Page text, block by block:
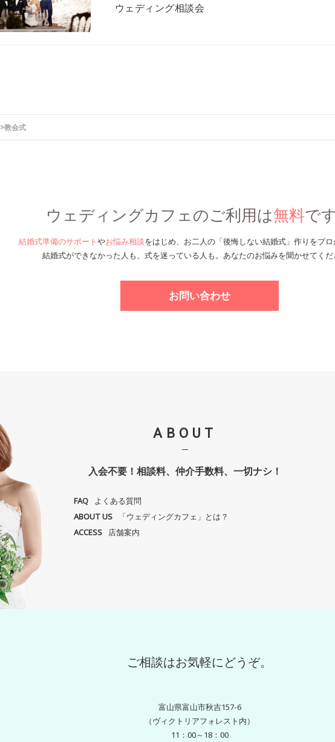
ウェディング相談会
>教会式
ウェディングカフェのご利用は無料で
結婚式準備のサポートやお悩み相談をはじめ、お二人の「後悔しない結婚式」作りをプ
結婚式ができなかった人も、 式を迷っている人も。 あなたのお悩みを聞かせてく
お問い合わせ
ABOUT
入会不要！相談料、仲介手数料、 一切ナシ！
FAQ
よくある質問
ABOUT US
「ウェディングカフェ」とは？
ACCESS
店舗案内
ご相談はお気軽にどうぞ。
富山県富山市秋吉157-6
（ヴィクトリアフォレスト内）
11：00～18：00